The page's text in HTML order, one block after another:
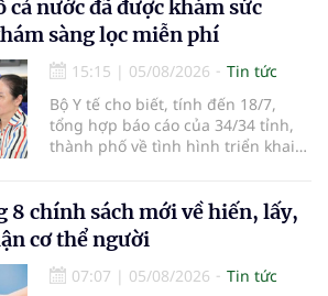
cả nước đã được khám sức
sàng lọc miễn phí
15:15 | 05/08/2026
Tin tức
Bộ Y tế cho biết, tính đến 18/7,
tổng hợp báo cáo của 34/34 tỉnh,
thành phố về tình hình triển khai
nhận 32.286.360 người, chiếm gần
30% dân số cả nước đã được khám
sức khỏe định kỳ năm nay.
8 chính sách mới về hiến, lấy,
cơ thể người
07:07 | 05/08/2026
Tin tức